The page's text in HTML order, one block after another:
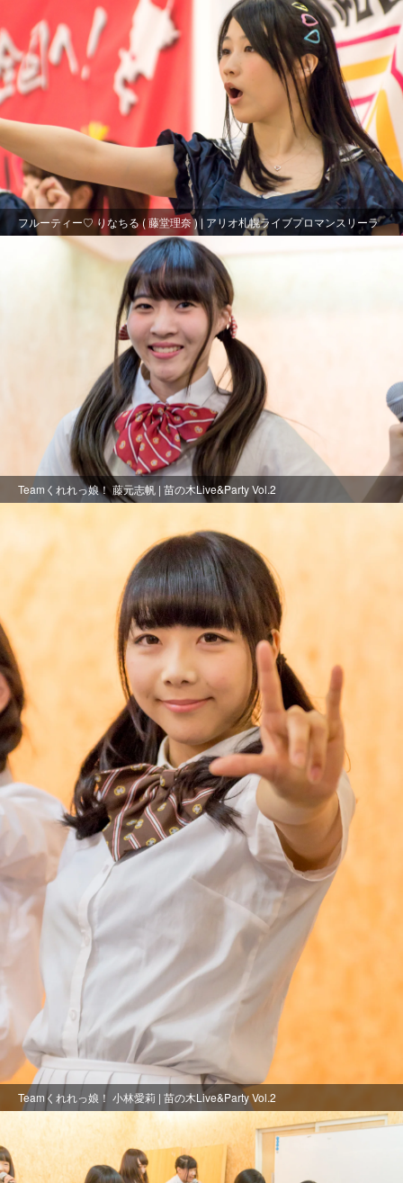
フルーティー♡ りなちる ( 藤堂理奈 ) | アリオ札幌ライブプロマンスリーラ
Teamくれれっ娘！ 藤元志帆 | 苗の木Live&Party Vol.2
Teamくれれっ娘！ 小林愛莉 | 苗の木Live&Party Vol.2